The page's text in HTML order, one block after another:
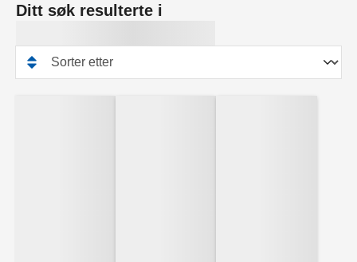
Ditt søk resulterte i